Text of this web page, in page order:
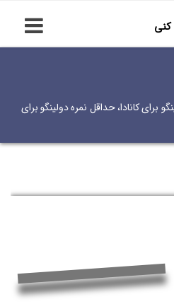
برای کانادا، حداقل نمره دولینگو برای